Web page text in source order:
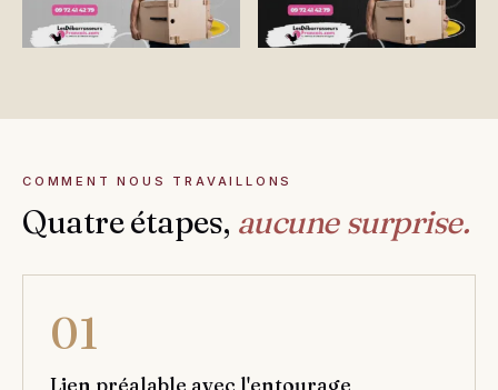
COMMENT NOUS TRAVAILLONS
Quatre étapes, aucune surprise.
01
Lien préalable avec l'entourage